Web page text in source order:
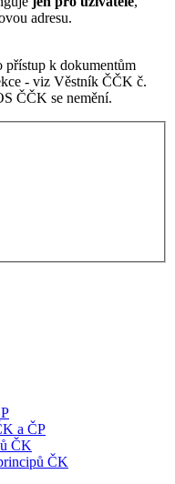
adresu.
přístup k dokumentům
- viz Věstník ČČK č.
ČČK se nemění.
a ČP
ČK
ČK